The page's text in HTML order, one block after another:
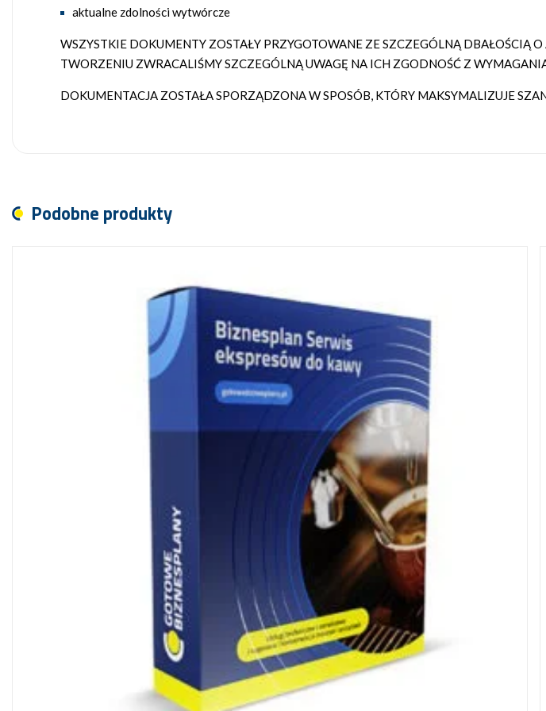
aktualne zdolności wytwórcze
WSZYSTKIE DOKUMENTY ZOSTAŁY PRZYGOTOWANE ZE SZCZEGÓLNĄ DBAŁOŚCIĄ
TWORZENIU ZWRACALIŚMY SZCZEGÓLNĄ UWAGĘ NA ICH ZGODNOŚĆ Z
DOKUMENTACJA ZOSTAŁA SPORZĄDZONA W SPOSÓB, KTÓRY MAKSYMALIZUJE
Podobne produkty